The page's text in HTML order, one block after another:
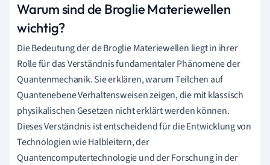
Warum sind de Broglie Materiewellen
wichtig?
Die Bedeutung der de Broglie Materiewellen liegt in ihrer
Rolle für das Verständnis fundamentaler Phänomene der
Quantenmechanik. Sie erklären, warum Teilchen auf
Quantenebene Verhaltensweisen zeigen, die mit klassisch
physikalischen Gesetzen nicht erklärt werden können.
Dieses Verständnis ist entscheidend für die Entwicklung von
Technologien wie Halbleitern, der
Quantencomputertechnologie und der Forschung in der